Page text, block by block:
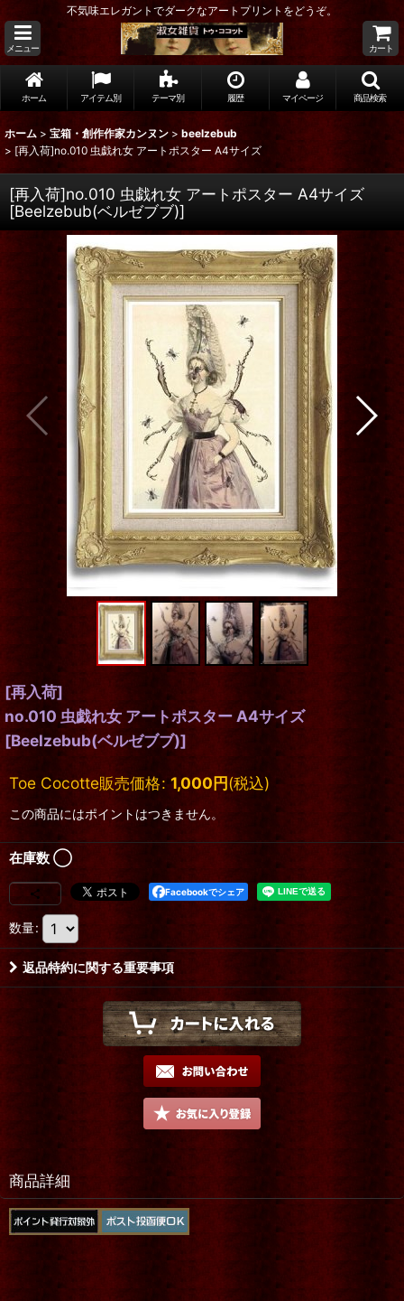
不気味エレガントでダークなアートプリントをどうぞ。
メニュー カート
ホーム アイテム別 テーマ別 履歴 マイページ 商品検索
ホーム > 宝箱・創作作家カンヌン > beelzebub
> [再入荷]no.010 虫戯れ女 アートポスター A4サイズ
[再入荷]no.010 虫戯れ女 アートポスター A4サイズ
[Beelzebub(ベルゼブブ)]
[再入荷]
no.010 虫戯れ女 アートポスター A4サイズ
[Beelzebub(ベルゼブブ)]
Toe Cocotte販売価格: 1,000円(税込)
この商品にはポイントはつきません。
在庫数 ◯
Facebookでシェア
数量:
返品特約に関する重要事項
商品詳細